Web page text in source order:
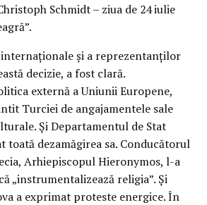
Schmidt – ziua de 24 iulie
și a reprezentanților
decizie, a fost clară.
externă a Uniunii Europene,
Turciei de angajamentele sale
Și Departamentul de Stat
toată dezamăgirea sa. Conducătorul
Arhiepiscopul Hieronymos, l-a
„instrumentalizează religia”. Și
a exprimat proteste energice. În